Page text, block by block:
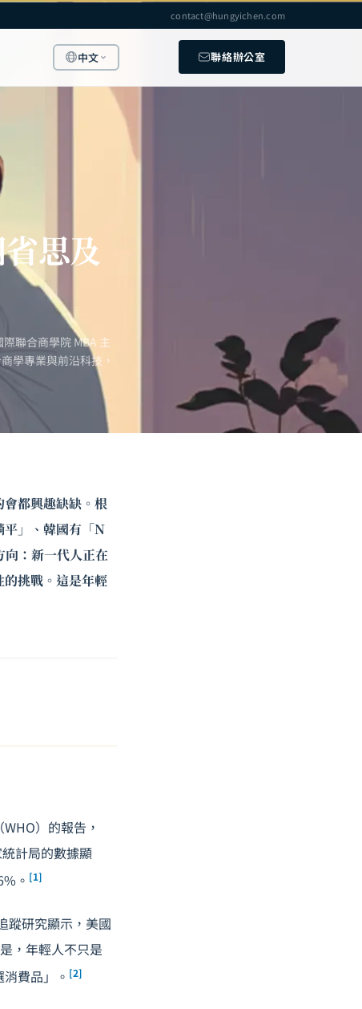
contact@hungyichen.com
中文 聯絡辦公室
思及
聯合商學院 MBA 主
學專業與前沿科技，
都興趣缺缺。根
平」、韓國有「N
：新一代人正在
挑戰。這是年輕
）的報告，
計局的數據顯
。 [1]
蹤研究顯示，美國
，年輕人不只是
費品」。 [2]